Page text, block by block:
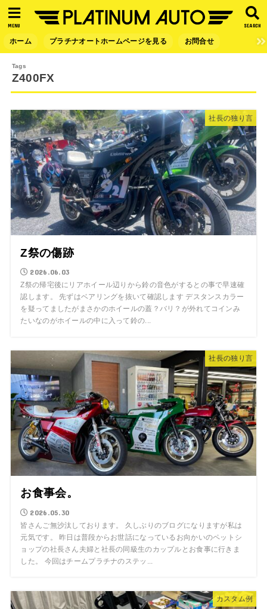
SEARCH
MENU
ホーム プラチナオートホームページを見る お問合せ
Z400FX
社長の独り言
Z祭の傷跡
2026.06.03
Z祭の帰宅後にリアホイール辺りから鈴の音色がするとの事で早速確
認します。 先ずはベアリングを抜いて確認します デスタンスカラー
を疑ってましたがまさかのホイールの蓋？バリ？が外れてコインみ
たいなのがホイールの中に入って鈴の...
社長の独り言
お食事会。
2026.05.30
皆さんご無沙汰しております。 久しぶりのブログになりますが私は
元気です。 昨日は普段からお世話になっているお向かいのペットシ
ョップの社長さん夫婦と社長の同級生のカップルとお食事に行きま
した。 今回はチームプラチナのステッ...
カスタム例